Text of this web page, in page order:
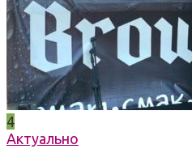
4
Актуально